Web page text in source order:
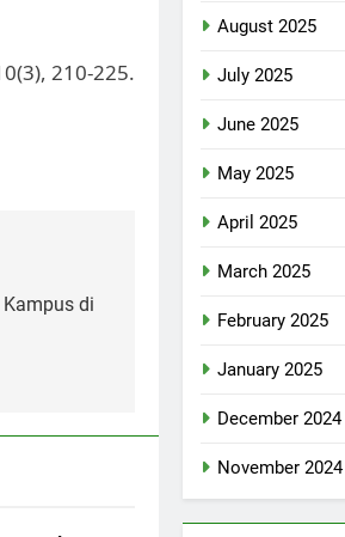
210-225.
di
August 2025
July 2025
June 2025
May 2025
April 2025
March 2025
February 2025
January 2025
December 2024
November 2024